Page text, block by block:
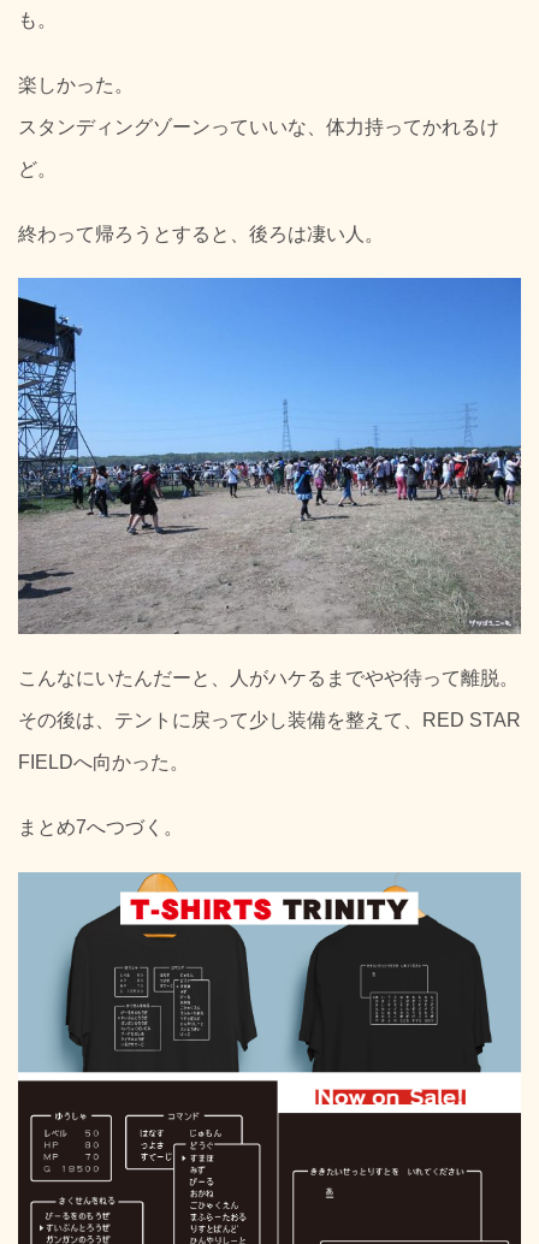
も。
楽しかった。
スタンディングゾーンっていいな、体力持ってかれるけ
ど。
終わって帰ろうとすると、後ろは凄い人。
こんなにいたんだーと、人がハケるまでやや待って離脱。
その後は、テントに戻って少し装備を整えて、RED STAR
FIELDへ向かった。
まとめ7へつづく。